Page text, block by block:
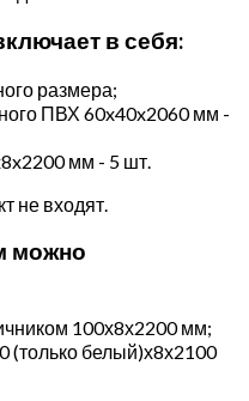
в себя:
размера;
ПВХ 60x40x2060 мм -
мм - 5 шт.
не входят.
можно
100х8х2200 мм;
(только белый)х8х2100